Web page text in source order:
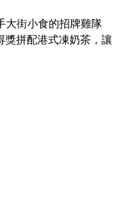
大街小食的招牌雞隊
獎拼配港式凍奶茶，讓